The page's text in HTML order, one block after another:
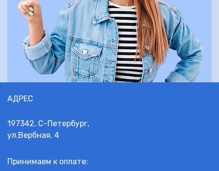
АДРЕС
197342, С-Петербург,
ул.Вербная, 4
Принимаем к оплате: